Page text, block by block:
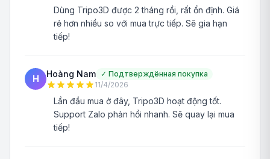
Dùng Tripo3D được 2 tháng rồi, rất ổn định. Giá
rẻ hơn nhiều so với mua trực tiếp. Sẽ gia hạn
tiếp!
H Hoàng Nam ✓ Подтверждённая покупка
11/4/2026
Lần đầu mua ở đây, Tripo3D hoạt động tốt.
Support Zalo phản hồi nhanh. Sẽ quay lại mua
tiếp!